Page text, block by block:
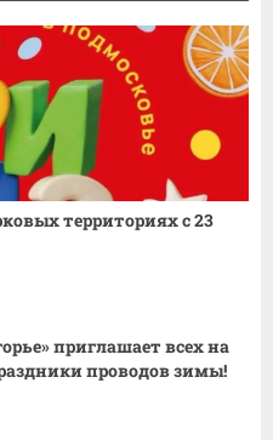
территориях с 23
приглашает всех на
проводов зимы!